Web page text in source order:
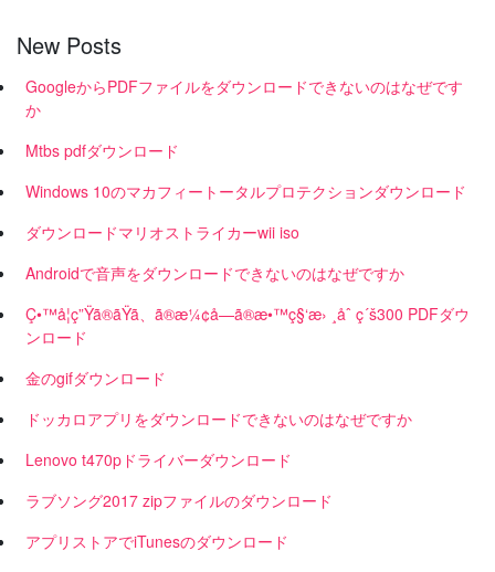
New Posts
GoogleからPDFファイルをダウンロードできないのはなぜです
か
Mtbs pdfダウンロード
Windows 10のマカフィートータルプロテクションダウンロード
ダウンロードマリオストライカーwii iso
Androidで音声をダウンロードできないのはなぜですか
Ç•™å­¦ç”Ÿã®ãŸã、ã®æ¼¢å­—ã®æ•™ç§‘æ› ¸åˆ ç´š300 PDFダウ
ンロード
金のgifダウンロード
ドッカロアプリをダウンロードできないのはなぜですか
Lenovo t470pドライバーダウンロード
ラブソング2017 zipファイルのダウンロード
アプリストアでiTunesのダウンロード